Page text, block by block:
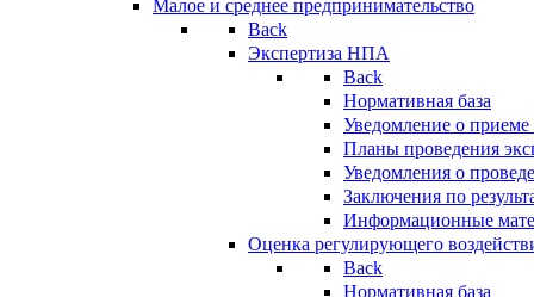
Малое и среднее предпринимательство
Back
Экспертиза НПА
Back
Нормативная база
Уведомление о
Планы проведения
Уведомления о
Заключения по
Информационные
Оценка регулирующего
Back
Нормативная база